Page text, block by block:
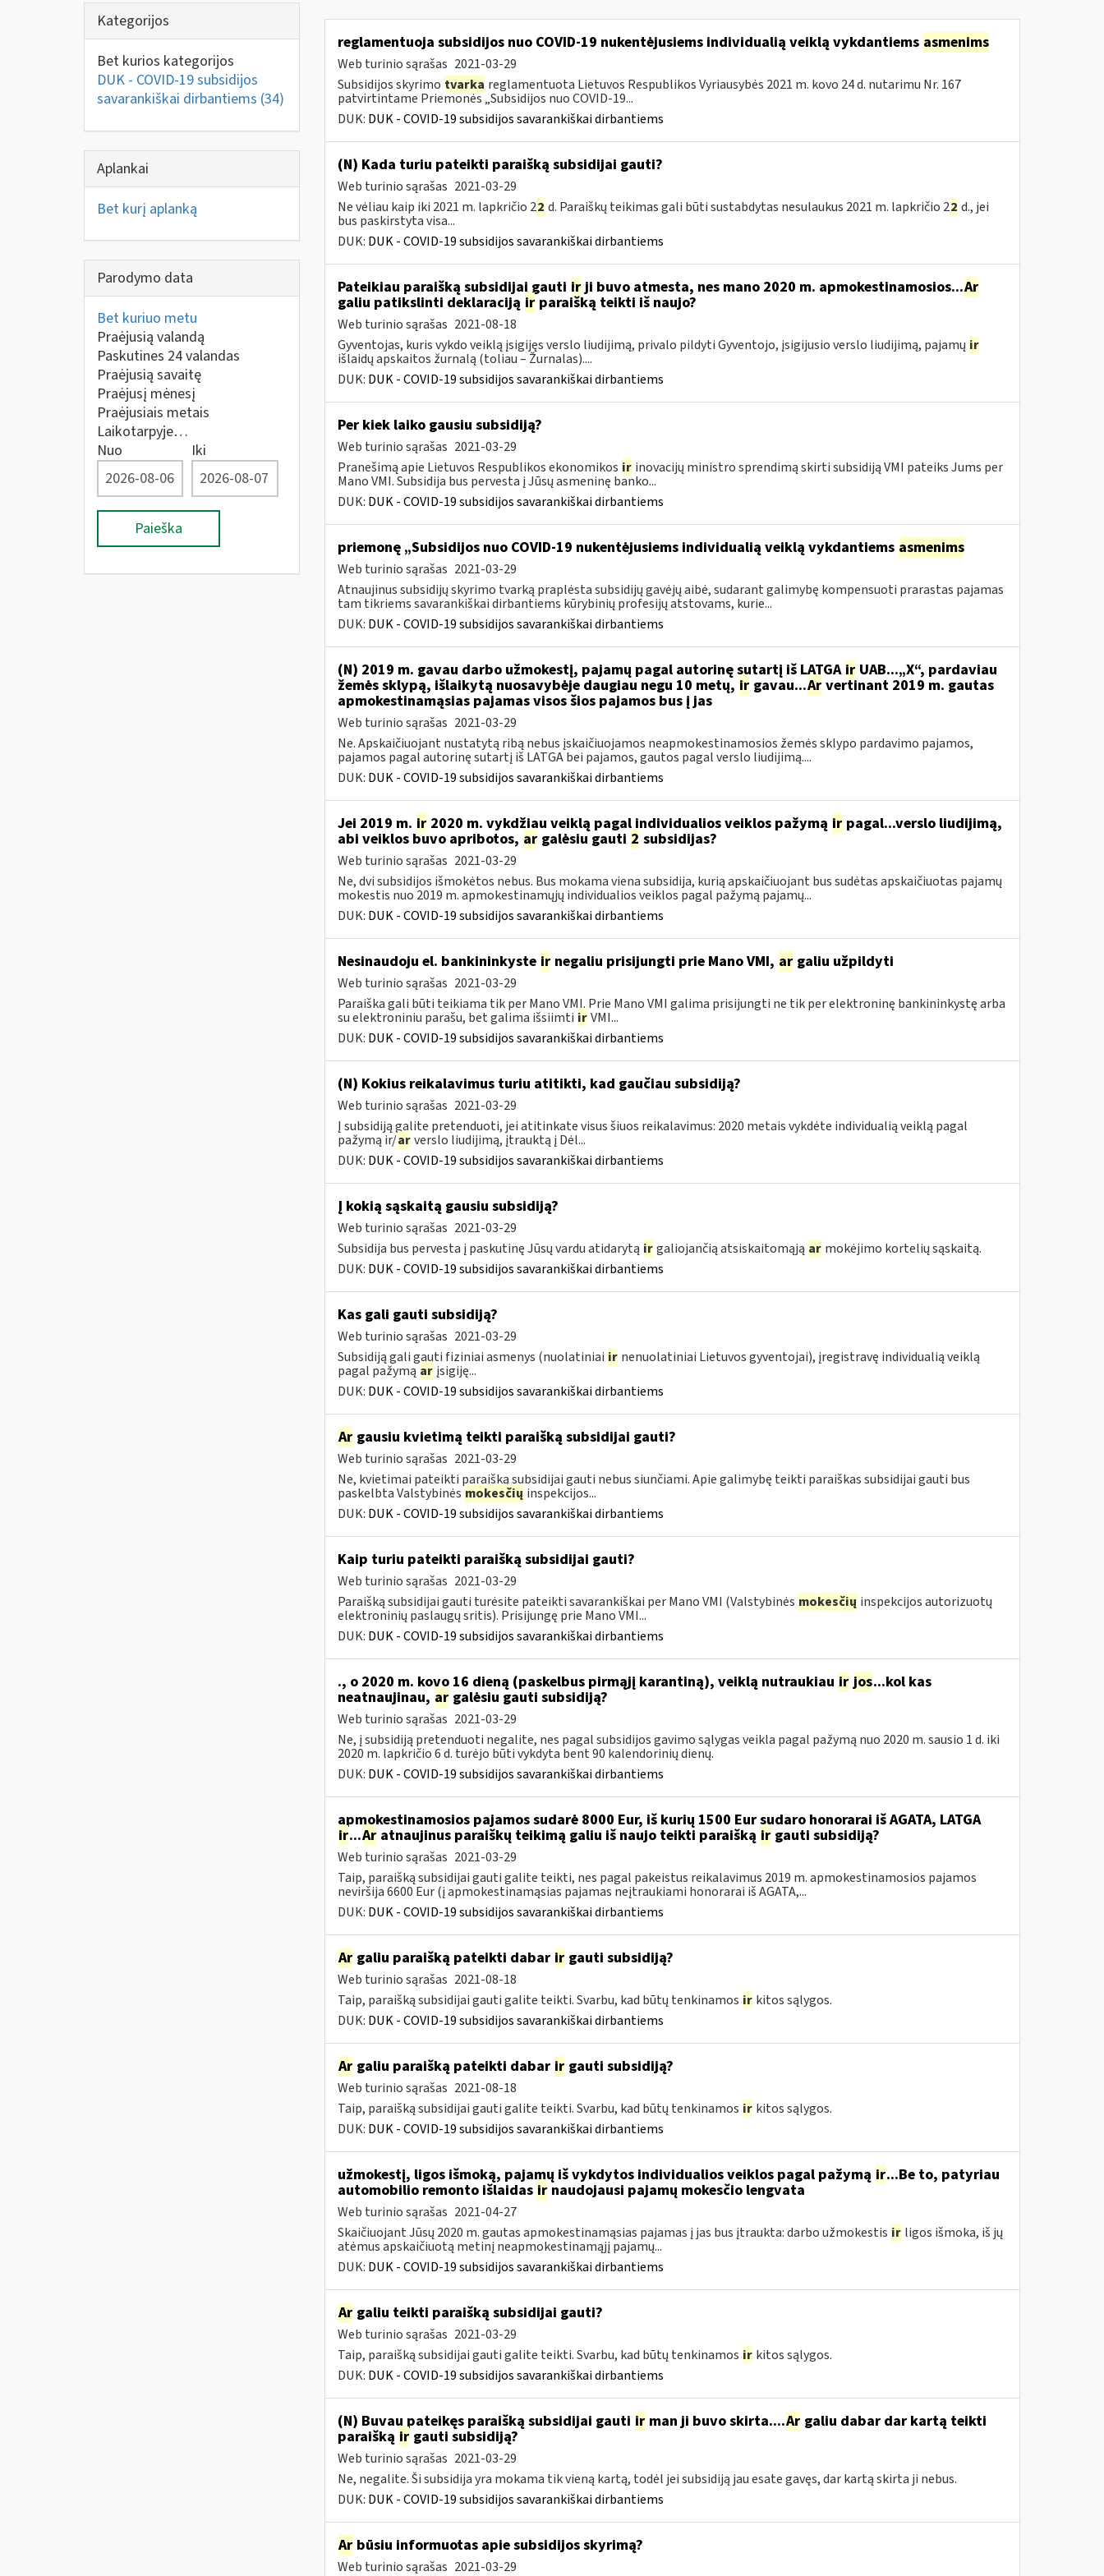
Kategorijos
Bet kurios kategorijos
DUK - COVID-19 subsidijos
savarankiškai dirbantiems (34)
Aplankai
Bet kurį aplanką
Parodymo data
Bet kuriuo metu
Praėjusią valandą
Paskutines 24 valandas
Praėjusią savaitę
Praėjusį mėnesį
Praėjusiais metais
Laikotarpyje…
Nuo
Iki
Paieška
reglamentuoja subsidijos nuo COVID-19 nukentėjusiems individualią veiklą vykdantiems asmenims
Web turinio sąrašas 2021-03-29
Subsidijos skyrimo tvarka reglamentuota Lietuvos Respublikos Vyriausybės 2021 m. kovo 24 d. nutarimu Nr. 167
patvirtintame Priemonės „Subsidijos nuo COVID-19...
DUK: DUK - COVID-19 subsidijos savarankiškai dirbantiems
(N) Kada turiu pateikti paraišką subsidijai gauti?
Web turinio sąrašas 2021-03-29
Ne vėliau kaip iki 2021 m. lapkričio 22 d. Paraiškų teikimas gali būti sustabdytas nesulaukus 2021 m. lapkričio 22 d., jei
bus paskirstyta visa...
DUK: DUK - COVID-19 subsidijos savarankiškai dirbantiems
Pateikiau paraišką subsidijai gauti irji buvo atmesta, nes mano 2020 m. apmokestinamosios...Ar
galiu patikslinti deklaraciją irparaišką teikti iš naujo?
Web turinio sąrašas 2021-08-18
Gyventojas, kuris vykdo veiklą įsigijęs verslo liudijimą, privalo pildyti Gyventojo, įsigijusio verslo liudijimą, pajamų ir
išlaidų apskaitos žurnalą (toliau – Žurnalas)....
DUK: DUK - COVID-19 subsidijos savarankiškai dirbantiems
Per kiek laiko gausiu subsidiją?
Web turinio sąrašas 2021-03-29
Pranešimą apie Lietuvos Respublikos ekonomikos ir inovacijų ministro sprendimą skirti subsidiją VMI pateiks Jums per
Mano VMI. Subsidija bus pervesta į Jūsų asmeninę banko...
DUK: DUK - COVID-19 subsidijos savarankiškai dirbantiems
priemonę „Subsidijos nuo COVID-19 nukentėjusiems individualią veiklą vykdantiems asmenims
Web turinio sąrašas 2021-03-29
Atnaujinus subsidijų skyrimo tvarką praplėsta subsidijų gavėjų aibė, sudarant galimybę kompensuoti prarastas pajamas
tam tikriems savarankiškai dirbantiems kūrybinių profesijų atstovams, kurie...
DUK: DUK - COVID-19 subsidijos savarankiškai dirbantiems
(N) 2019 m. gavau darbo užmokestį, pajamų pagal autorinę sutartį iš LATGA irUAB...„X“, pardaviau
žemės sklypą, išlaikytą nuosavybėje daugiau negu 10 metų, irgavau...Arvertinant 2019 m. gautas
apmokestinamąsias pajamas visos šios pajamos bus į jas
Web turinio sąrašas 2021-03-29
Ne. Apskaičiuojant nustatytą ribą nebus įskaičiuojamos neapmokestinamosios žemės sklypo pardavimo pajamos,
pajamos pagal autorinę sutartį iš LATGA bei pajamos, gautos pagal verslo liudijimą....
DUK: DUK - COVID-19 subsidijos savarankiškai dirbantiems
Jei 2019 m. ir2020 m. vykdžiau veiklą pagal individualios veiklos pažymą irpagal...verslo liudijimą,
abi veiklos buvo apribotos, argalėsiu gauti 2 subsidijas?
Web turinio sąrašas 2021-03-29
Ne, dvi subsidijos išmokėtos nebus. Bus mokama viena subsidija, kurią apskaičiuojant bus sudėtas apskaičiuotas pajamų
mokestis nuo 2019 m. apmokestinamųjų individualios veiklos pagal pažymą pajamų...
DUK: DUK - COVID-19 subsidijos savarankiškai dirbantiems
Nesinaudoju el. bankininkyste irnegaliu prisijungti prie Mano VMI, argaliu užpildyti
Web turinio sąrašas 2021-03-29
Paraiška gali būti teikiama tik per Mano VMI. Prie Mano VMI galima prisijungti ne tik per elektroninę bankininkystę arba
su elektroniniu parašu, bet galima išsiimti ir VMI...
DUK: DUK - COVID-19 subsidijos savarankiškai dirbantiems
(N) Kokius reikalavimus turiu atitikti, kad gaučiau subsidiją?
Web turinio sąrašas 2021-03-29
Į subsidiją galite pretenduoti, jei atitinkate visus šiuos reikalavimus: 2020 metais vykdėte individualią veiklą pagal
pažymą ir/ar verslo liudijimą, įtrauktą į Dėl...
DUK: DUK - COVID-19 subsidijos savarankiškai dirbantiems
Į kokią sąskaitą gausiu subsidiją?
Web turinio sąrašas 2021-03-29
Subsidija bus pervesta į paskutinę Jūsų vardu atidarytą ir galiojančią atsiskaitomąją ar mokėjimo kortelių sąskaitą.
DUK: DUK - COVID-19 subsidijos savarankiškai dirbantiems
Kas gali gauti subsidiją?
Web turinio sąrašas 2021-03-29
Subsidiją gali gauti fiziniai asmenys (nuolatiniai ir nenuolatiniai Lietuvos gyventojai), įregistravę individualią veiklą
pagal pažymą ar įsigiję...
DUK: DUK - COVID-19 subsidijos savarankiškai dirbantiems
Argausiu kvietimą teikti paraišką subsidijai gauti?
Web turinio sąrašas 2021-03-29
Ne, kvietimai pateikti paraišką subsidijai gauti nebus siunčiami. Apie galimybę teikti paraiškas subsidijai gauti bus
paskelbta Valstybinės mokesčių inspekcijos...
DUK: DUK - COVID-19 subsidijos savarankiškai dirbantiems
Kaip turiu pateikti paraišką subsidijai gauti?
Web turinio sąrašas 2021-03-29
Paraišką subsidijai gauti turėsite pateikti savarankiškai per Mano VMI (Valstybinės mokesčių inspekcijos autorizuotų
elektroninių paslaugų sritis). Prisijungę prie Mano VMI...
DUK: DUK - COVID-19 subsidijos savarankiškai dirbantiems
., o 2020 m. kovo 16 dieną (paskelbus pirmąjį karantiną), veiklą nutraukiau ir jos...kol kas
neatnaujinau, argalėsiu gauti subsidiją?
Web turinio sąrašas 2021-03-29
Ne, į subsidiją pretenduoti negalite, nes pagal subsidijos gavimo sąlygas veikla pagal pažymą nuo 2020 m. sausio 1 d. iki
2020 m. lapkričio 6 d. turėjo būti vykdyta bent 90 kalendorinių dienų.
DUK: DUK - COVID-19 subsidijos savarankiškai dirbantiems
apmokestinamosios pajamos sudarė 8000 Eur, iš kurių 1500 Eur sudaro honorarai iš AGATA, LATGA
ir...Aratnaujinus paraiškų teikimą galiu iš naujo teikti paraišką irgauti subsidiją?
Web turinio sąrašas 2021-03-29
Taip, paraišką subsidijai gauti galite teikti, nes pagal pakeistus reikalavimus 2019 m. apmokestinamosios pajamos
neviršija 6600 Eur (į apmokestinamąsias pajamas neįtraukiami honorarai iš AGATA,...
DUK: DUK - COVID-19 subsidijos savarankiškai dirbantiems
Argaliu paraišką pateikti dabar irgauti subsidiją?
Web turinio sąrašas 2021-08-18
Taip, paraišką subsidijai gauti galite teikti. Svarbu, kad būtų tenkinamos ir kitos sąlygos.
DUK: DUK - COVID-19 subsidijos savarankiškai dirbantiems
Argaliu paraišką pateikti dabar irgauti subsidiją?
Web turinio sąrašas 2021-08-18
Taip, paraišką subsidijai gauti galite teikti. Svarbu, kad būtų tenkinamos ir kitos sąlygos.
DUK: DUK - COVID-19 subsidijos savarankiškai dirbantiems
užmokestį, ligos išmoką, pajamų iš vykdytos individualios veiklos pagal pažymą ir...Be to, patyriau
automobilio remonto išlaidas irnaudojausi pajamų mokesčio lengvata
Web turinio sąrašas 2021-04-27
Skaičiuojant Jūsų 2020 m. gautas apmokestinamąsias pajamas į jas bus įtraukta: darbo užmokestis ir ligos išmoka, iš jų
atėmus apskaičiuotą metinį neapmokestinamąjį pajamų...
DUK: DUK - COVID-19 subsidijos savarankiškai dirbantiems
Argaliu teikti paraišką subsidijai gauti?
Web turinio sąrašas 2021-03-29
Taip, paraišką subsidijai gauti galite teikti. Svarbu, kad būtų tenkinamos ir kitos sąlygos.
DUK: DUK - COVID-19 subsidijos savarankiškai dirbantiems
(N) Buvau pateikęs paraišką subsidijai gauti irman ji buvo skirta....Argaliu dabar dar kartą teikti
paraišką irgauti subsidiją?
Web turinio sąrašas 2021-03-29
Ne, negalite. Ši subsidija yra mokama tik vieną kartą, todėl jei subsidiją jau esate gavęs, dar kartą skirta ji nebus.
DUK: DUK - COVID-19 subsidijos savarankiškai dirbantiems
Arbūsiu informuotas apie subsidijos skyrimą?
Web turinio sąrašas 2021-03-29